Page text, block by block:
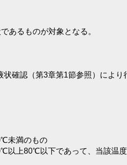
あるものが対象となる。
確認（第3章第1節参照）により
未満のもの
上80℃以下であって、当該温度